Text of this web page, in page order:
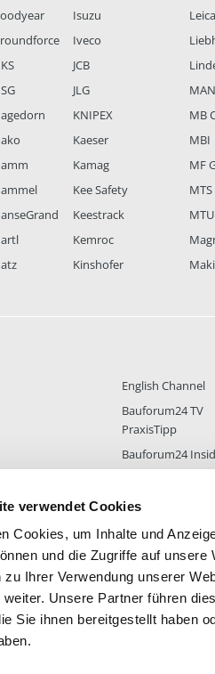
verwendet Cookies
Cookies, um Inhalte und
und die Zugriffe auf
zu Ihrer Verwendung unserer
weiter. Unsere Partner führen
Sie ihnen bereitgestellt haben
Isuzu
Iveco
JCB
JLG
KNIPEX
Kaeser
Kamag
Kee Safety
Keestrack
Kemroc
Kinshofer
Leica
MAN
MB
MBI
MF
MTS
MTU
English Channel
Bauforum24 TV
PraxisTipp
Bauforum24
MITGLIEDER38.431